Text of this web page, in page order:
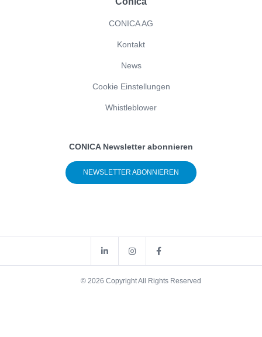
CONICA AG
Kontakt
News
Cookie Einstellungen
Whistleblower
CONICA Newsletter abonnieren
NEWSLETTER ABONNIEREN
© 2026 Copyright All Rights Reserved